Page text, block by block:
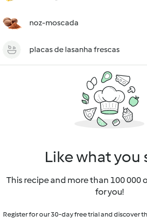
noz-moscada
placas de lasanha frescas
Like what you
This recipe and more than 100 000
for you!
Register for our 30-day free trial and discover